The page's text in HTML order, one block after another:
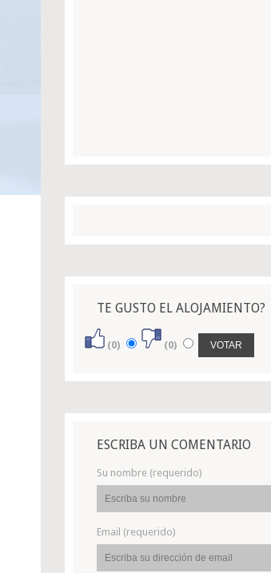
TE GUSTO EL ALOJAMIENTO?
(0) (0)
ESCRIBA UN COMENTARIO
Su nombre (requerido)
Email (requerido)